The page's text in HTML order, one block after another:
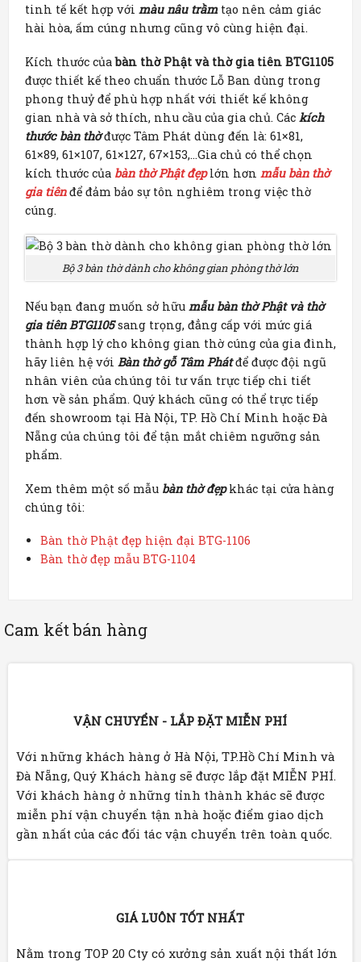
tinh tế kết hợp với màu nâu trầmtạo nên cảm giác
hài hòa, ấm cúng nhưng cũng vô cùng hiện đại.
Kích thước củabàn thờ Phật và thờ gia tiên BTG1105
được thiết kế theo chuẩn thước Lỗ Ban dùng trong
phong thuỷ để phù hợp nhất với thiết kế không
gian nhà và sở thích, nhu cầu của gia chủ. Các kích
thước bàn thờđược Tâm Phát dùng đến là: 61×81,
61×89, 61×107, 61×127, 67×153,…Gia chủ có thể chọn
kích thước của bàn thờ Phật đẹplớn hơn mẫu bàn thờ
gia tiênđể đảm bảo sự tôn nghiêm trong việc thờ
cúng.
Bộ 3 bàn thờ dành cho không gian phòng thờ lớn
Nếu bạn đang muốn sở hữu mẫu bàn thờ Phật và thờ
gia tiên BTG1105sang trọng, đẳng cấp với mức giá
thành hợp lý cho không gian thờ cúng của gia đình,
hãy liên hệ với Bàn thờ gỗ Tâm Phátđể được đội ngũ
nhân viên của chúng tôi tư vấn trực tiếp chi tiết
hơn về sản phẩm. Quý khách cũng có thể trực tiếp
đến showroom tại Hà Nội, TP. Hồ Chí Minh hoặc Đà
Nẵng của chúng tôi để tận mắt chiêm ngưỡng sản
phẩm.
Xem thêm một số mẫu bàn thờ đẹpkhác tại cửa hàng
chúng tôi:
Bàn thờ Phật đẹp hiện đại BTG-1106
Bàn thờ đẹp mẫu BTG-1104
Cam kết bán hàng
VẬN CHUYỂN - LẮP ĐẶT MIỄN PHÍ
Với những khách hàng ở Hà Nội, TP.Hồ Chí Minh và
Đà Nẵng, Quý Khách hàng sẽ được lắp đặt MIỄN PHÍ.
Với khách hàng ở những tỉnh thành khác sẽ được
miễn phí vận chuyển tận nhà hoặc điểm giao dịch
gần nhất của các đối tác vận chuyển trên toàn quốc.
GIÁ LUÔN TỐT NHẤT
Nằm trong TOP 20 Cty có xưởng sản xuất nội thất lớn